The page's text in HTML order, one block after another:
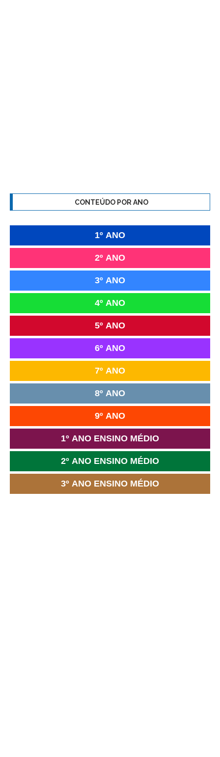
CONTEÚDO POR ANO
1º ANO
2º ANO
3º ANO
4º ANO
5º ANO
6º ANO
7º ANO
8º ANO
9º ANO
1º ANO ENSINO MÉDIO
2º ANO ENSINO MÉDIO
3º ANO ENSINO MÉDIO